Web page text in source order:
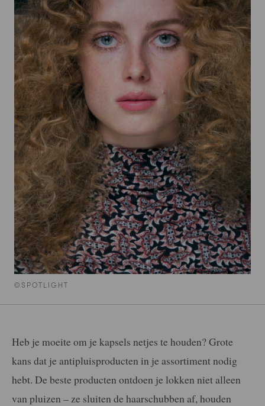
©SPOTLIGHT
Heb je moeite om je kapsels netjes te houden? Grote
kans dat je antipluisproducten in je assortiment nodig
hebt. De beste producten ontdoen je lokken niet alleen
van pluizen – ze sluiten de haarschubben af, houden